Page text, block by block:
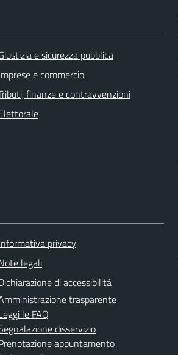
e sicurezza pubblica
e commercio
finanze e contravvenzioni
privacy
legali
di accessibilità
trasparente
le FAQ
disservizio
appuntamento